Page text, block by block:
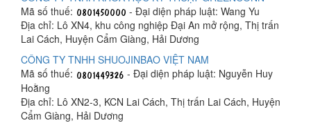
Mã số thuế:
- Đại diện pháp luật: Wang Yu
Địa chỉ: Lô XN4, khu công nghiệp Đại An mở rộng, Thị trấn
Lai Cách, Huyện Cẩm Giàng, Hải Dương
CÔNG TY TNHH SHUOJINBAO VIỆT NAM
Mã số thuế:
- Đại diện pháp luật: Nguyễn Huy
Hoằng
Địa chỉ: Lô XN2-3, KCN Lai Cách, Thị trấn Lai Cách, Huyện
Cẩm Giàng, Hải Dương